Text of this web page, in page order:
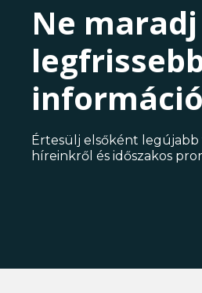
Ne
Értesülj elsőként
híreinkről és időszakos